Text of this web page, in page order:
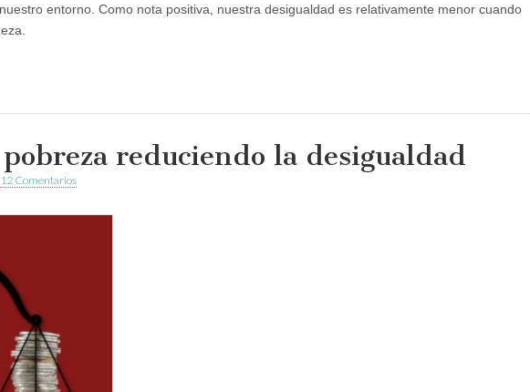
entorno. Como nota positiva, nuestra desigualdad es relativamente menor cuando
reduciendo la desigualdad
12 Comentarios